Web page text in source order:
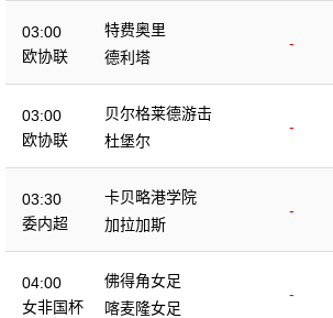
03:00
欧协联
特费奥里
-
德利塔
03:00
欧协联
贝尔格莱德游击
-
杜堡尔
03:30
委内超
卡贝略港学院
-
加拉加斯
04:00
女非国杯
佛得角女足
-
喀麦隆女足